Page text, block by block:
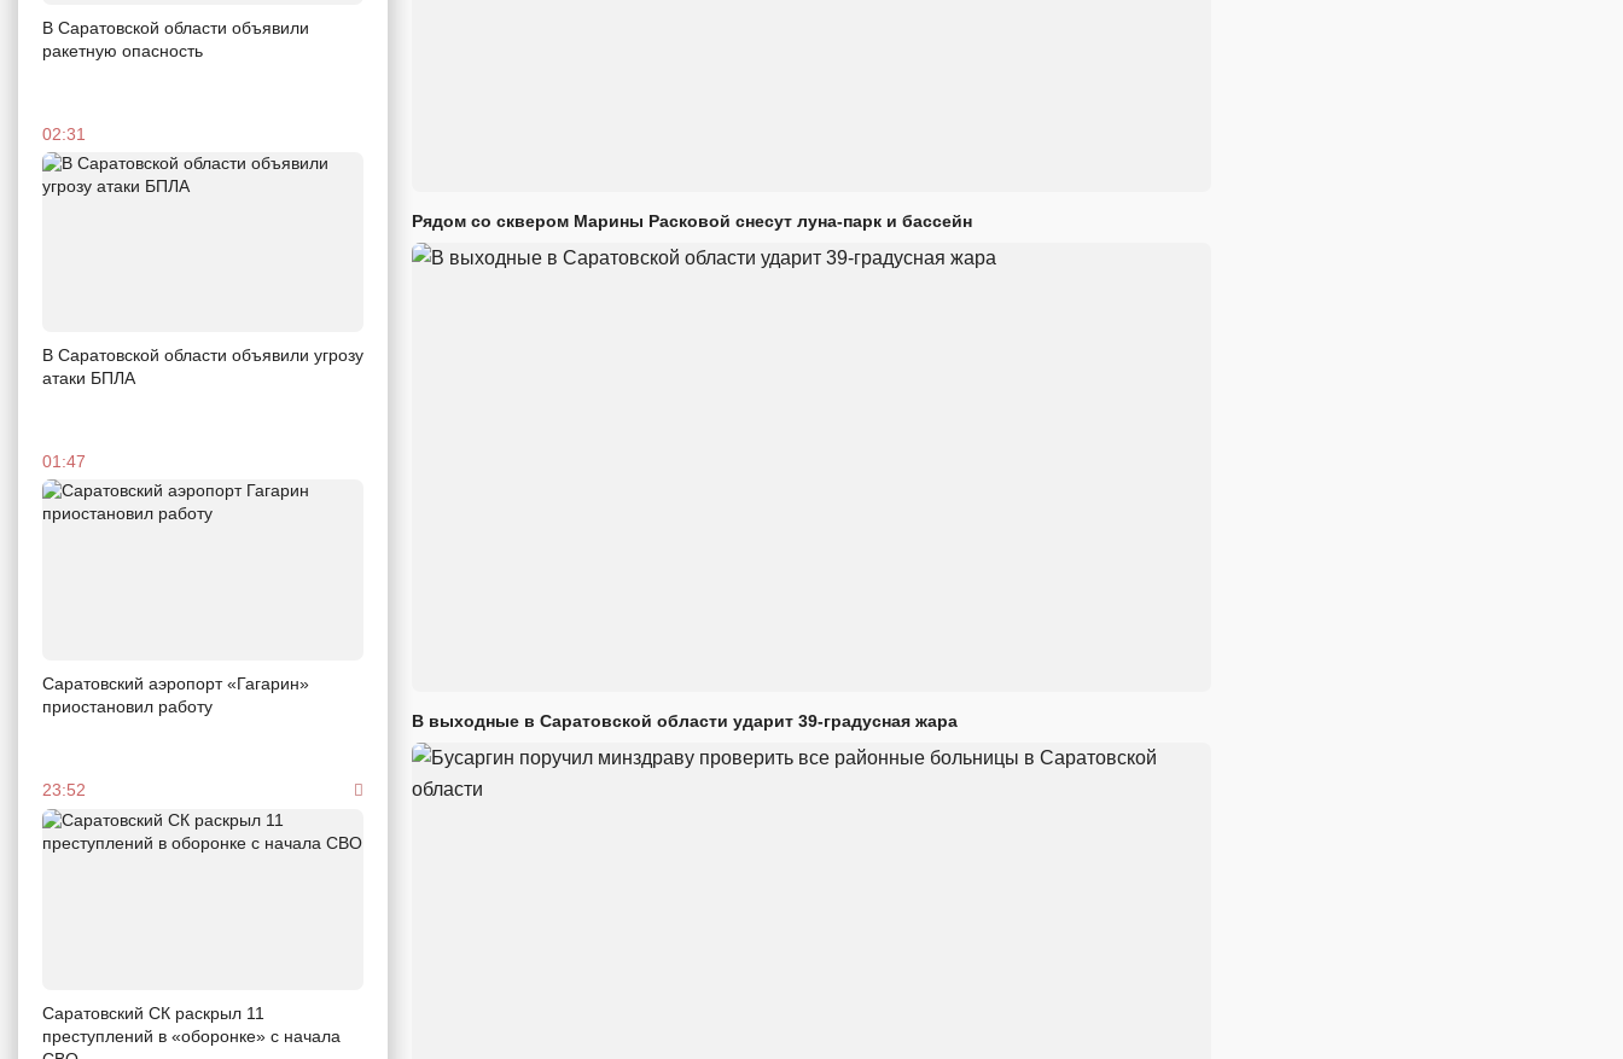
В Саратовской области объявили
ракетную опасность
02:31
В Саратовской области объявили угрозу
атаки БПЛА
01:47
Саратовский аэропорт «Гагарин»
приостановил работу
23:52
Саратовский СК раскрыл 11
преступлений в «оборонке» с начала
Рядом со сквером Марины Расковой снесут луна-парк и бассейн
В выходные в Саратовской области ударит 39-градусная жара